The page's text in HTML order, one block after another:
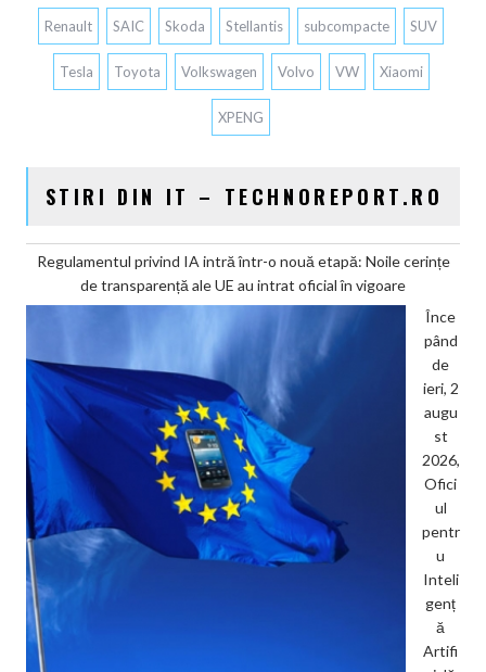
Renault SAIC Skoda Stellantis subcompacte SUV
Tesla Toyota Volkswagen Volvo VW Xiaomi
XPENG
STIRI DIN IT – TECHNOREPORT.RO
Regulamentul privind IA intră într-o nouă etapă: Noile cerințe
de transparență ale UE au intrat oficial în vigoare
Înce
pând
de
ieri, 2
augu
st
2026,
Ofici
ul
pentr
u
Inteli
genț
ă
Artifi